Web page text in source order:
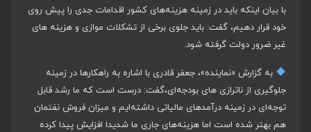
با بیان اینکه باید در زمینه هزینه‌های کشور اقدامات جدی را پیش روی
خود قرار دهیم، گفت: باید جلوی برخی از تشکلات موازی و هزینه های
غیر ضرور دولت گرفته شود.
به گزارش «نماینده»، جعفر قادری با اشاره به راهکارها در زمینه
جلوگیری از ناترازی های بودجه‌ای،گفت: درست است که ما رشد قابل
توجه‌ای در زمینه درآمدهای مالیاتی داشته‌ایم و میزان فروش نفتمان
هم بهتر شده است اما هزینه‌های جاری ما شدیدا افزایش پیدا کرده